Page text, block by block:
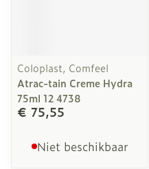
Coloplast, Comfeel
Atrac-tain Creme Hydra
75ml 12 4738
€ 75,55
Niet beschikbaar